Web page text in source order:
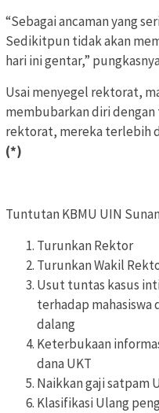
“Sebagai ancaman yang
Sedikitpun tidak akan
hari ini gentar,”
Usai menyegel rektorat,
membubarkan diri
rektorat, mereka terlebih
(*)
Tuntutan KBMU UIN
Turunkan Rektor
Turunkan Wakil
Usut tuntas kasus
terhadap mahasiswa
dalang
Keterbukaan
dana UKT
Naikkan gaji satpam
Klasifikasi Ulang